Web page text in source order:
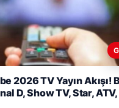
Bürosu
daha iyi
ve geliştirmek
Et
2026 TV Yayın Akışı!
D, Show TV, Star,